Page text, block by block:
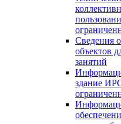
Сведения
объектов
занятий
здание